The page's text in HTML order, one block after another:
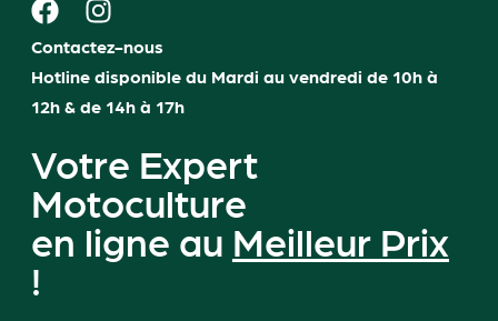
Contactez-nous
Hotline disponible du Mardi au vendredi de 10h à
12h & de 14h à 17h
Votre Expert
Motoculture
en ligne au Meilleur Prix
!